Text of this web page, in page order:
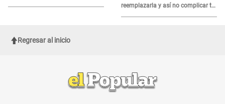
zonas afectadas
reemplazarla y así no complicar tu
proceso migratorio
Regresar al inicio